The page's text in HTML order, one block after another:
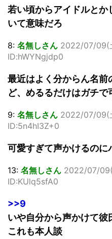
若い頃からアイドルと
いて意味だろ
8: 名無しさん 2022/07/09(
ID:hWYNgjdp0
最近はよく分からん名
ど、めるるだけはガチで
9: 名無しさん 2022/07/09(
ID:5n4hI3Z+0
可愛すぎて声かけるのに
13: 名無しさん 2022/07/
ID:KUlq5sfA0
>>9
いや自分から声かけて彼
これも本人談